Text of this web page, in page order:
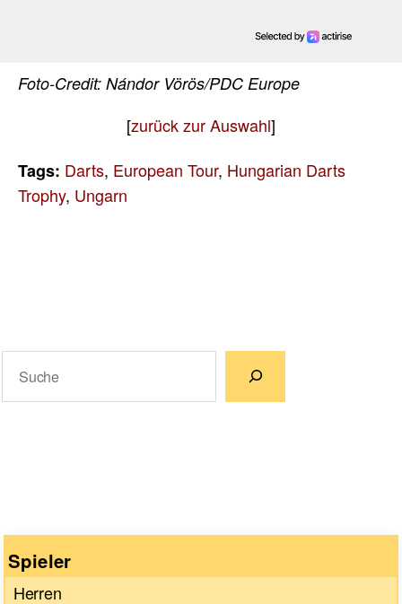
Foto-Credit: Nándor Vörös/PDC Europe
[zurück zur Auswahl]
Tags: Darts, European Tour, Hungarian Darts
Trophy, Ungarn
Spieler
Herren